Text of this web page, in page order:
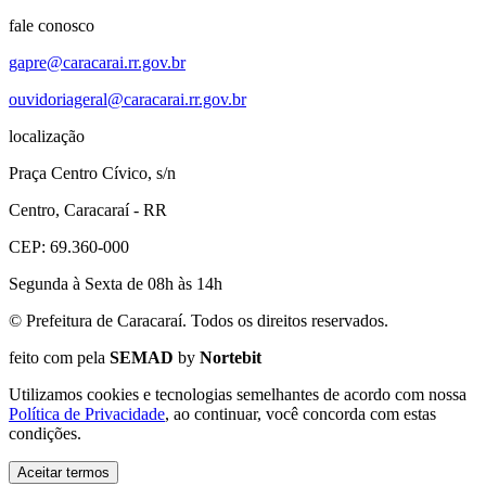
fale conosco
gapre@caracarai.rr.gov.br
ouvidoriageral@caracarai.rr.gov.br
localização
Praça Centro Cívico, s/n
Centro, Caracaraí - RR
CEP: 69.360-000
Segunda à Sexta de 08h às 14h
© Prefeitura de Caracaraí. Todos os direitos reservados.
feito com pela SEMAD by Nortebit
Utilizamos cookies e tecnologias semelhantes de acordo com nossa
Política de Privacidade, ao continuar, você concorda com estas
condições.
Aceitar termos